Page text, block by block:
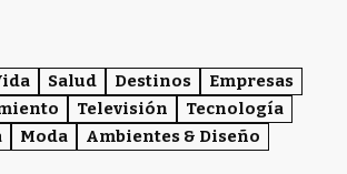
Salud Destinos
Empresas
Televisión
Tecnología
Moda Ambientes & Diseño